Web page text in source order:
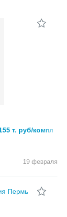
т. руб/компл
19 февраля